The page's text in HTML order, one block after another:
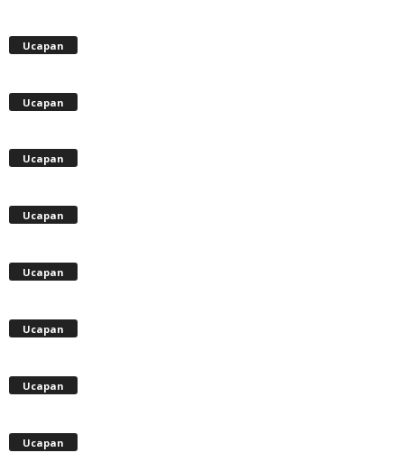
Ucapan
Ucapan
Ucapan
Ucapan
Ucapan
Ucapan
Ucapan
Ucapan